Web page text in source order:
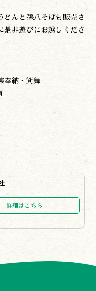
どんと孫八そばも販売さ
是非遊びにお越しくださ
・箕舞
詳細はこちら
て
けの館21内